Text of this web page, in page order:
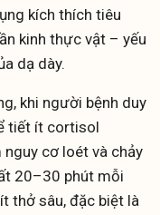
kích thích tiêu
kinh thực vật – yếu
dạ dày.
khi người bệnh duy
tiết ít cortisol
cơ loét và chảy
20–30 phút mỗi
thở sâu, đặc biệt là